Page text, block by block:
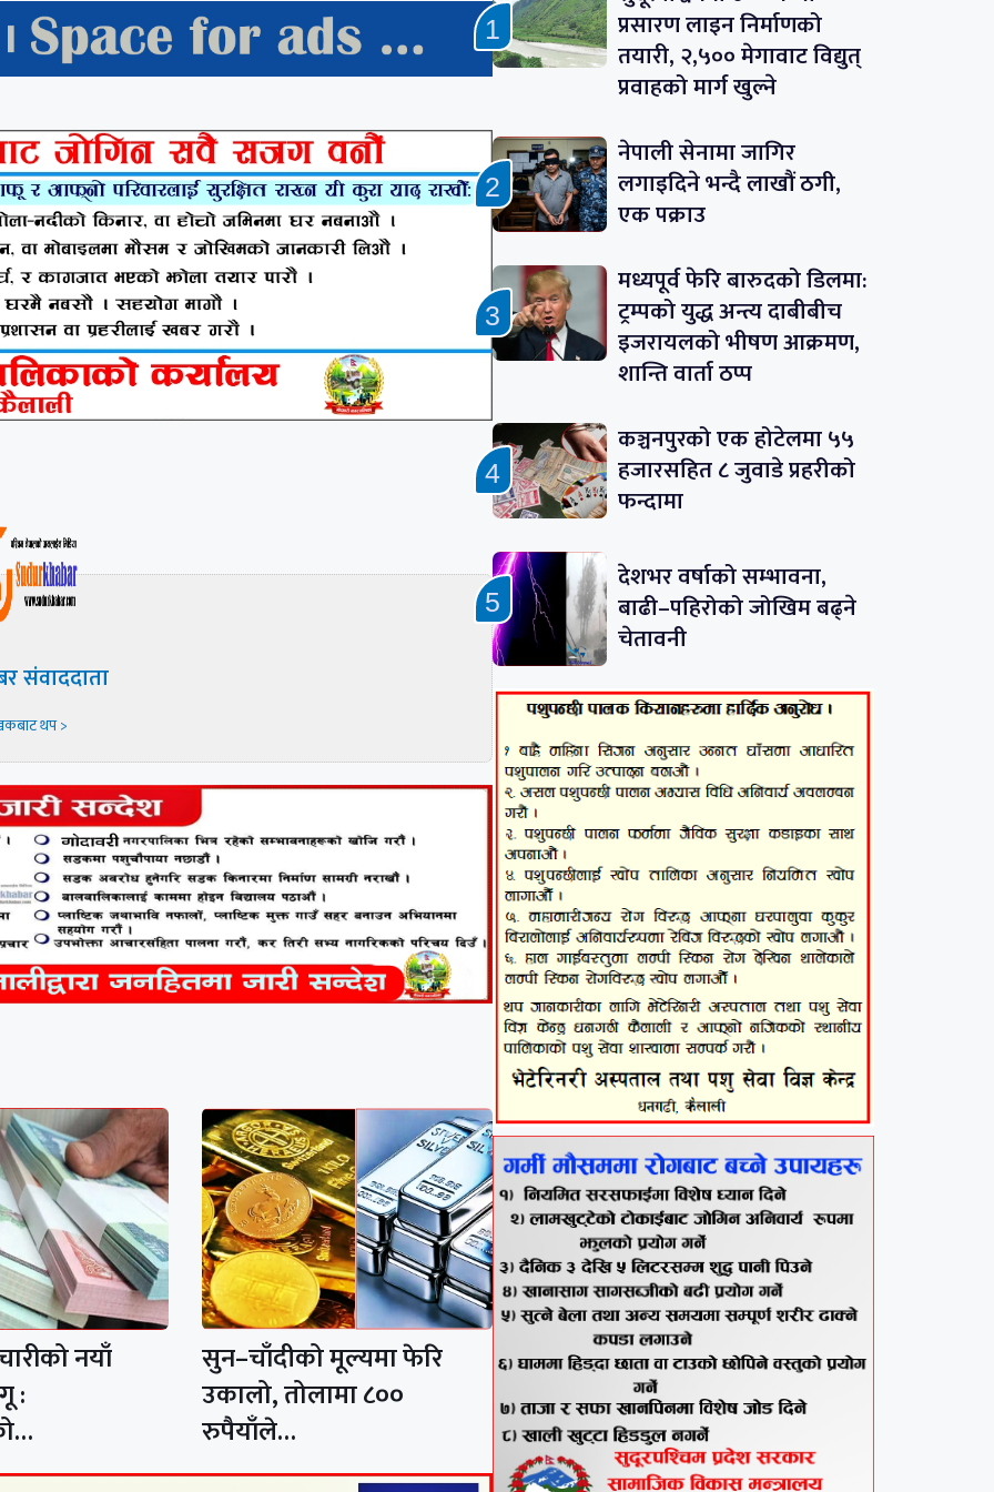
संवाददाता
थप >
नयाँ
:
सुन–चाँदीको मूल्यमा फेरि
उकालो, तोलामा ८००
रुपैयाँले…
प्रसारण लाइन निर्माणको
तयारी, २,५०० मेगावाट विद्युत्
प्रवाहको मार्ग खुल्ने
नेपाली सेनामा जागिर
लगाइदिने भन्दै लाखौं ठगी,
एक पक्राउ
मध्यपूर्व फेरि बारुदको डिलमा:
ट्रम्पको युद्ध अन्त्य दाबीबीच
इजरायलको भीषण आक्रमण,
शान्ति वार्ता ठप्प
कञ्चनपुरको एक होटेलमा ५५
हजारसहित ८ जुवाडे प्रहरीको
फन्दामा
देशभर वर्षाको सम्भावना,
बाढी–पहिरोको जोखिम बढ्ने
चेतावनी